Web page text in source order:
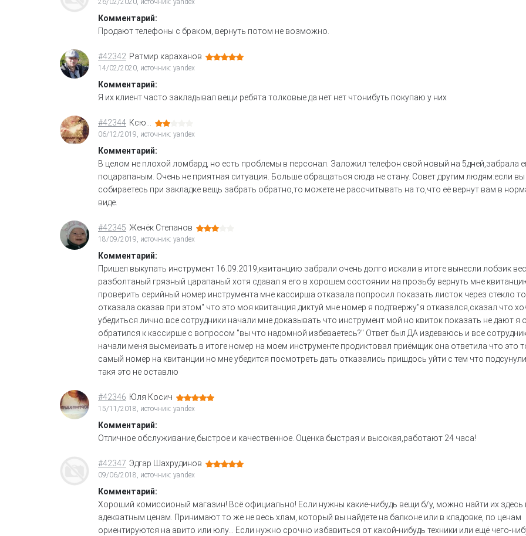
26/02/2020, источник: yandex
Комментарий:
Продают телефоны с браком, вернуть потом не возможно.
#42342 Ратмир караханов
14/02/2020, источник: yandex
Комментарий:
Я их клиент часто закладывал вещи ребята толковые да нет нет чтонибуть покупаю у них
#42344 Ксю...
06/12/2019, источник: yandex
Комментарий:
В целом не плохой ломбард, но есть проблемы в персонал. Заложил телефон свой новый на 5дней,забрала
поцарапаным. Очень не приятная ситуация. Больше обращаться сюда не стану. Совет другим людям:если вы
собираетесь при закладке вещь забрать обратно,то можете не рассчитывать на то,что её вернут вам в
виде.
#42345 Женёк Степанов
18/09/2019, источник: yandex
Комментарий:
Пришел выкупать инструмент 16.09.2019,квитанцию забрали очень долго искали в итоге вынесли лобзик
разболтаный грязный царапаный хотя сдавал я его в хорошем состоянии на прозьбу вернуть мне
проверить серийный номер инструмента мне кассирша отказала попросил показать листок через стекло
отказала сказав при этом" что это моя квитанция диктуй мне номер я подтвержу"я отказался,сказал что
убедиться лично.все сотрудники начали мне доказывать что инструмент мой но квиток показать не дают я
обратился к кассирше с вопросом "вы что надомной избеваетесь?" Ответ был ДА издеваюсь и все
начали меня высмеивать.в итоге номер на моем инструменте продиктовал приёмщик она ответила что это
самый номер на квитанции но мне убедится посмотреть дать отказались пришдось уйти с тем что
такя это не оставлю
#42346 Юля Косич
15/11/2018, источник: yandex
Комментарий:
Отличное обслуживание,быстрое и качественное. Оценка быстрая и высокая,работают 24 часа!
#42347 Эдгар Шахрудинов
09/06/2018, источник: yandex
Комментарий:
Хороший комиссионый магазин! Всё официально! Если нужны какие-нибудь вещи б/у, можно найти их здесь
адекватным ценам. Принимают то же не весь хлам, который вы найдете на балконе или в кладовке, по ценам
ориентируются на авито или юлу... Если нужно срочно избавиться от какой-нибудь техники или ещё чего-